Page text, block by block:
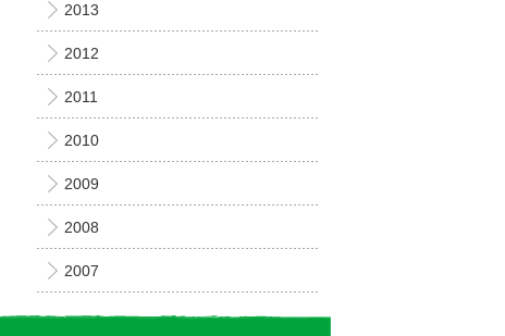
2013
2012
2011
2010
2009
2008
2007